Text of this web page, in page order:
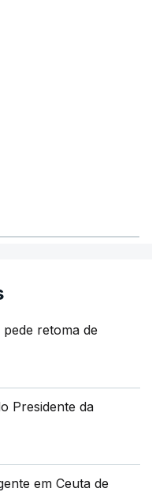
retoma de
Presidente da
em Ceuta de